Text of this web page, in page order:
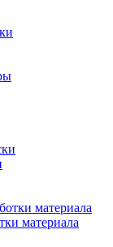
материала